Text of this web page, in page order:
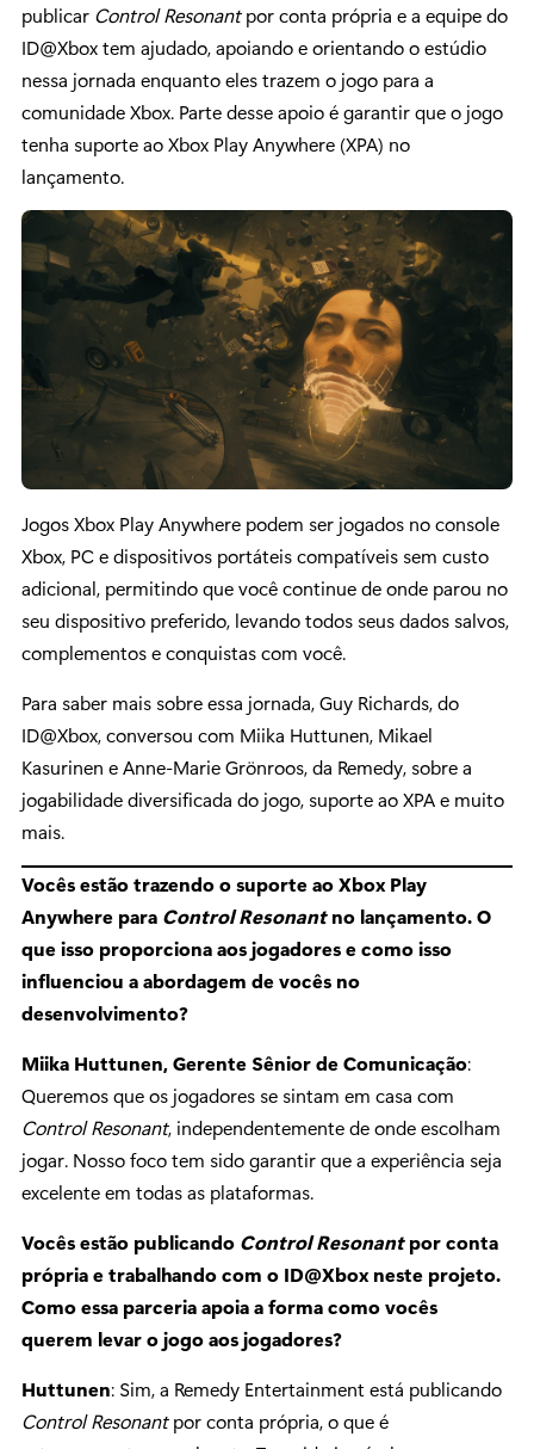
publicar Control Resonantpor conta própria e a equipe do
ID@Xbox tem ajudado, apoiando e orientando o estúdio
nessa jornada enquanto eles trazem o jogo para a
comunidade Xbox. Parte desse apoio é garantir que o jogo
tenha suporte ao Xbox Play Anywhere (XPA) no
lançamento.
Jogos Xbox Play Anywhere podem ser jogados no console
Xbox, PC e dispositivos portáteis compatíveis sem custo
adicional, permitindo que você continue de onde parou no
seu dispositivo preferido, levando todos seus dados salvos,
complementos e conquistas com você.
Para saber mais sobre essa jornada, Guy Richards, do
ID@Xbox, conversou com Miika Huttunen, Mikael
Kasurinen e Anne-Marie Grönroos, da Remedy, sobre a
jogabilidade diversificada do jogo, suporte ao XPA e muito
mais.
Vocês estão trazendo o suporte ao Xbox Play
Anywhere para Control Resonantno lançamento. O
que isso proporciona aos jogadores e como isso
influenciou a abordagem de vocês no
desenvolvimento?
Miika Huttunen, Gerente Sênior de Comunicação:
Queremos que os jogadores se sintam em casa com
Control Resonant, independentemente de onde escolham
jogar. Nosso foco tem sido garantir que a experiência seja
excelente em todas as plataformas.
Vocês estão publicando Control Resonantpor conta
própria e trabalhando com o ID@Xbox neste projeto.
Como essa parceria apoia a forma como vocês
querem levar o jogo aos jogadores?
Huttunen: Sim, a Remedy Entertainment está publicando
Control Resonantpor conta própria, o que é